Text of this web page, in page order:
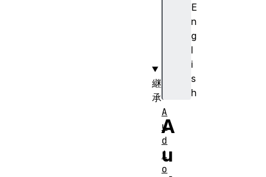
E
n
g
l
i
s
h
A
u
継
承
A
u
d
i
o